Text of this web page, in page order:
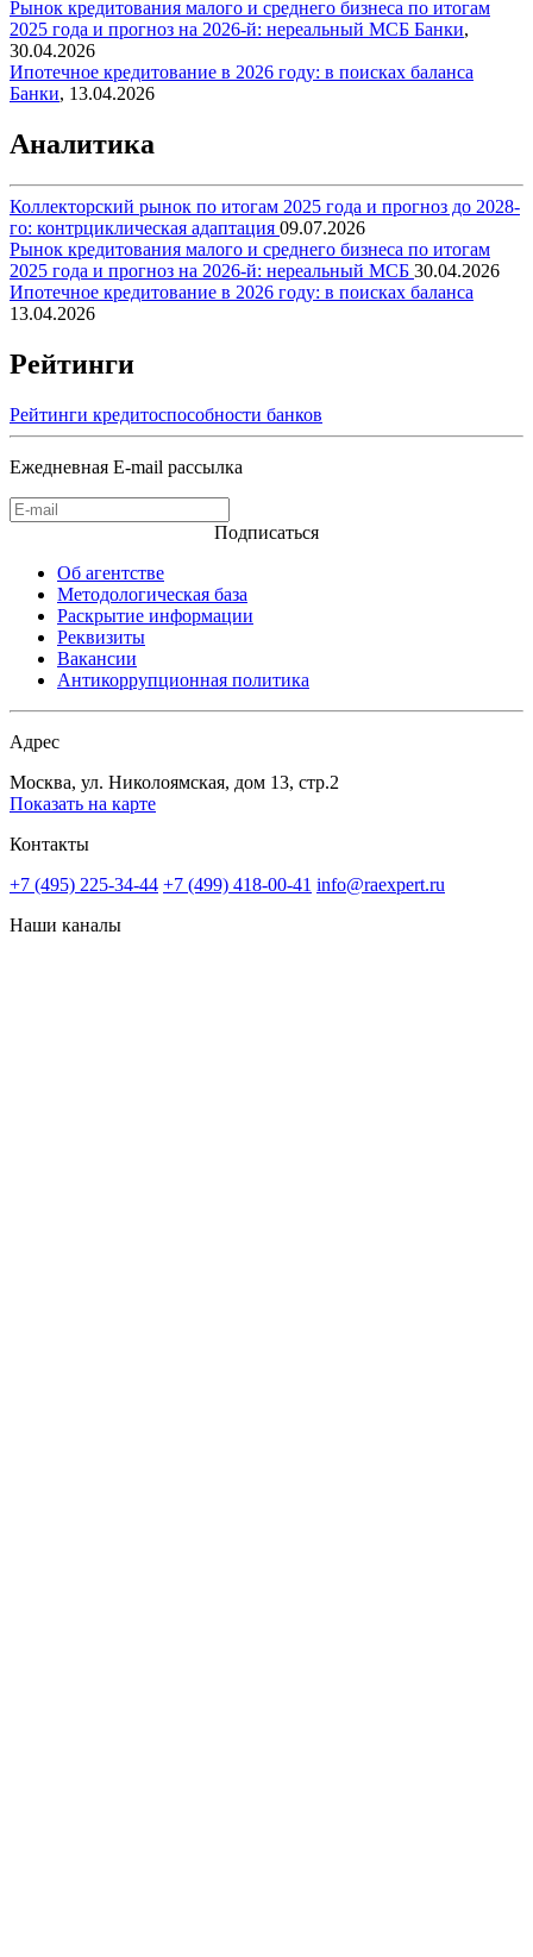
Рынок кредитования малого и среднего бизнеса по итогам
2025 года и прогноз на 2026-й: нереальный МСБ Банки,
30.04.2026
Ипотечное кредитование в 2026 году: в поисках баланса
Банки, 13.04.2026
Аналитика
Коллекторский рынок по итогам 2025 года и прогноз до 2028-
го: контрциклическая адаптация 09.07.2026
Рынок кредитования малого и среднего бизнеса по итогам
2025 года и прогноз на 2026-й: нереальный МСБ 30.04.2026
Ипотечное кредитование в 2026 году: в поисках баланса
13.04.2026
Рейтинги
Рейтинги кредитоспособности банков
Ежедневная E-mail рассылка
Подписаться
Об агентстве
Методологическая база
Раскрытие информации
Реквизиты
Вакансии
Антикоррупционная политика
Адрес
Москва, ул. Николоямская, дом 13, стр.2
Показать на карте
Контакты
+7 (495) 225-34-44 +7 (499) 418-00-41 info@raexpert.ru
Наши каналы